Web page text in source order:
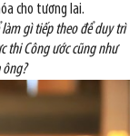
cho tương lai.
gì tiếp theo để duy trì
thi Công ước cũng như
ông?